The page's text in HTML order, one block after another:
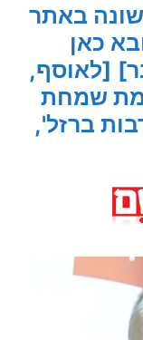
באתר
כאן
[לאוסף,
שמחת
חרבות ברזל',